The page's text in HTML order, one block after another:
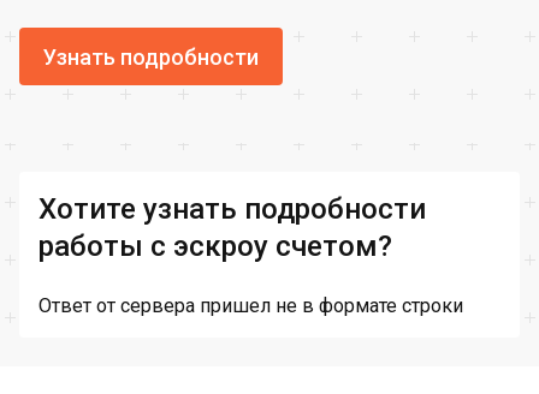
Узнать подробности
Хотите узнать подробности
работы с эскроу счетом?
Ответ от сервера пришел не в формате строки